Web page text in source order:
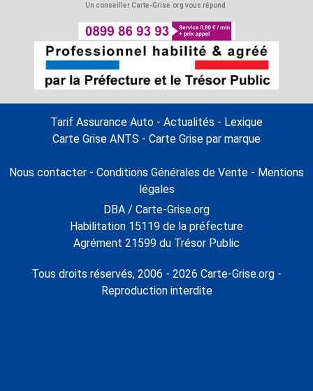
Un conseiller Carte-Grise.org vous répond
Tarif Assurance Auto - Actualités - Lexique
Carte Grise ANTS - Carte Grise par marque
Nous contacter - Conditions Générales de Vente - Mentions
légales
DBA / Carte-Grise.org
Habilitation 15119 de la préfecture
Agrément 21599 du Trésor Public
Tous droits réservés, 2006 - 2026 Carte-Grise.org -
Reproduction interdite